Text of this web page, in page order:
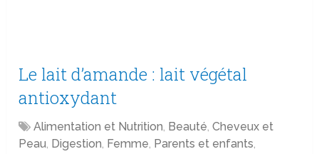
Le lait d’amande : lait végétal
antioxydant
Alimentation et Nutrition, Beauté,Cheveux et
Peau, Digestion, Femme, Parents et enfants,